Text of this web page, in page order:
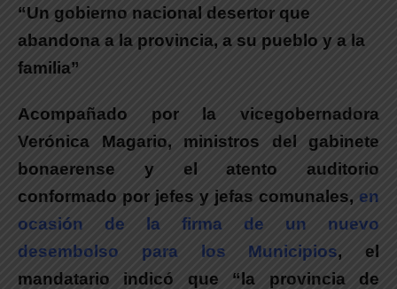
“Un gobierno nacional desertor que
abandona a la provincia, a su pueblo y a la
familia”
Acompañado por la vicegobernadora
Verónica Magario, ministros del gabinete
bonaerense y el atento auditorio
conformado por jefes y jefas comunales, en
ocasión de la firma de un nuevo
desembolso para los Municipios, el
mandatario indicó que “la provincia de